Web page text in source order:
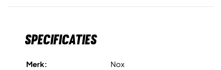
lager gewicht.
materiaal tot vier centimeter in het blad vanaf het frame,
buitenkant wordt verminderd.
Specificaties
Merk:
Nox